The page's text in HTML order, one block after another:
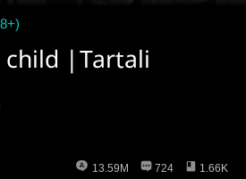
|Tartali
13.59M 724 1.66K